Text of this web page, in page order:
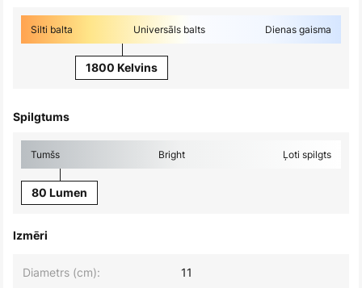
Silti balta Universāls balts Dienas gaisma
1800 Kelvins
Spilgtums
Tumšs Bright Ļoti spilgts
80 Lumen
Izmēri
Diametrs (cm): 11